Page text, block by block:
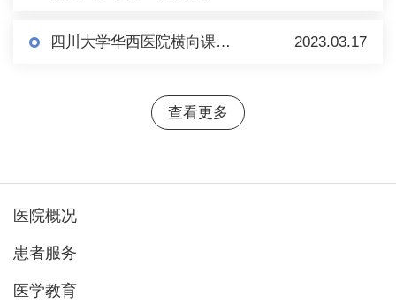
四川大学华西医院横向课题科技合同项目公示 2023.03.17
查看更多
医院概况
患者服务
医学教育